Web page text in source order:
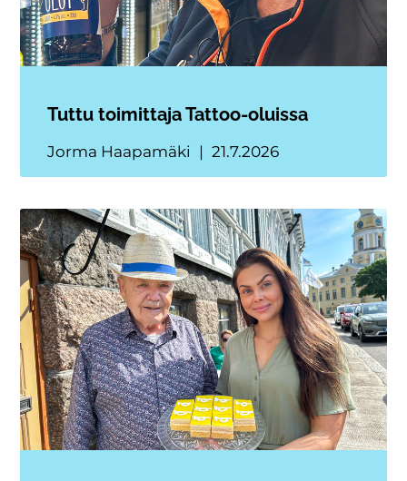
Tuttu toimittaja Tattoo-oluissa
Jorma Haapamäki 21.7.2026